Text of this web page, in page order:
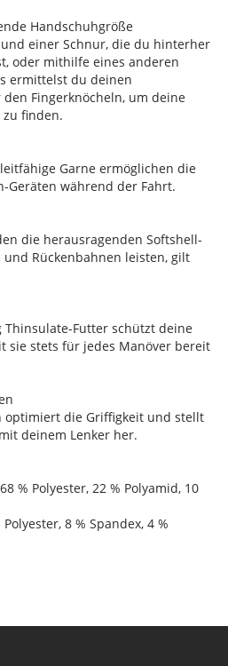
Handschuhgröße
einer Schnur, die du hinterher
oder mithilfe eines anderen
ermittelst du deinen
Fingerknöcheln, um deine
finden.
Garne ermöglichen die
Geräten während der Fahrt.
die herausragenden Softshell-
Rückenbahnen leisten, gilt
Thinsulate-Futter schützt deine
sie stets für jedes Manöver bereit
optimiert die Griffigkeit und stellt
deinem Lenker her.
% Polyester, 22 % Polyamid, 10
8 % Spandex, 4 %